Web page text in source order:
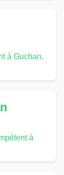
à Guchan,
à